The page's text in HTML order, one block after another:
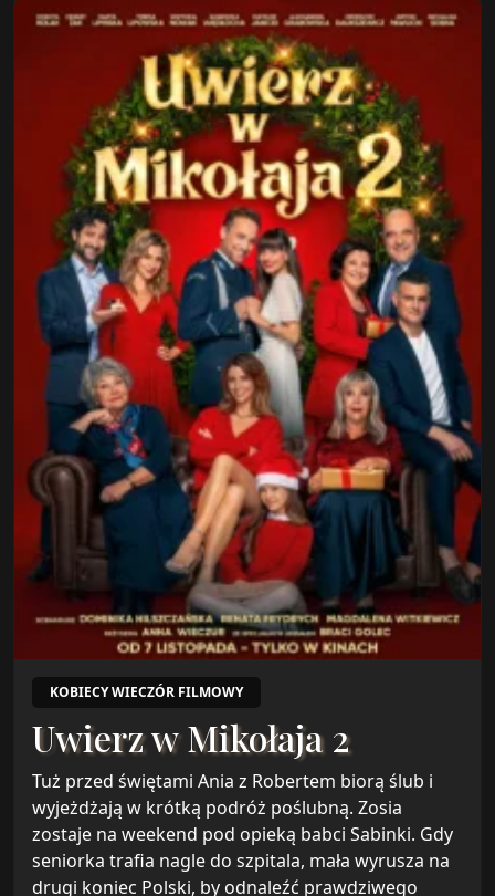
KOBIECY WIECZÓR FILMOWY
Uwierz w Mikołaja 2
Tuż przed świętami Ania z Robertem biorą ślub i
wyjeżdżają w krótką podróż poślubną. Zosia
zostaje na weekend pod opieką babci Sabinki. Gdy
seniorka trafia nagle do szpitala, mała wyrusza na
drugi koniec Polski, by odnaleźć prawdziwego